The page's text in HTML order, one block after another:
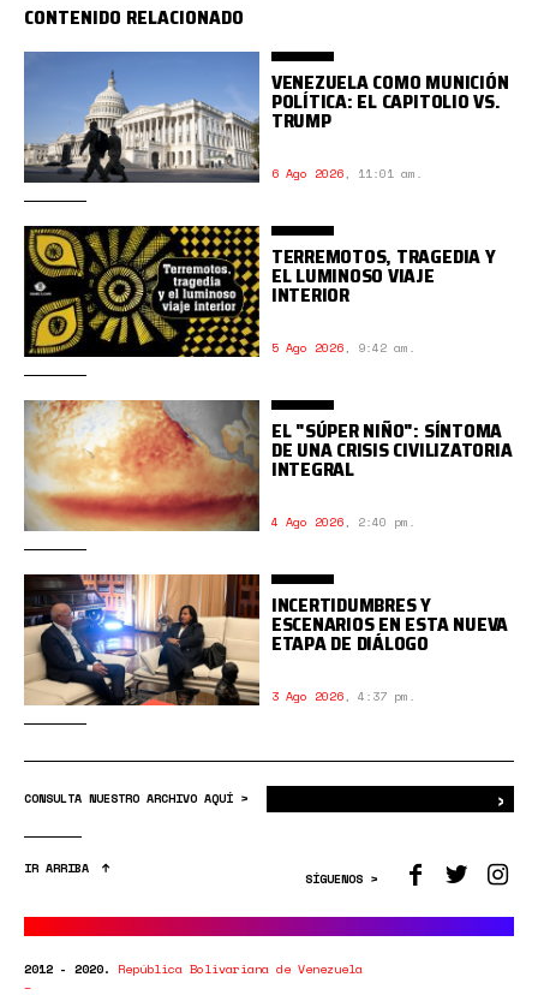
CONTENIDO RELACIONADO
VENEZUELA COMO MUNICIÓN
POLÍTICA: EL CAPITOLIO VS.
TRUMP
6 Ago 2026, 11:01 am.
TERREMOTOS, TRAGEDIA Y
EL LUMINOSO VIAJE
INTERIOR
5 Ago 2026, 9:42 am.
EL "SÚPER NIÑO": SÍNTOMA
DE UNA CRISIS CIVILIZATORIA
INTEGRAL
4 Ago 2026, 2:40 pm.
INCERTIDUMBRES Y
ESCENARIOS EN ESTA NUEVA
ETAPA DE DIÁLOGO
3 Ago 2026, 4:37 pm.
CONSULTA NUESTRO ARCHIVO AQUÍ > ›
IR ARRIBA
SÍGUENOS >
2012 - 2020. República Bolivariana de Venezuela